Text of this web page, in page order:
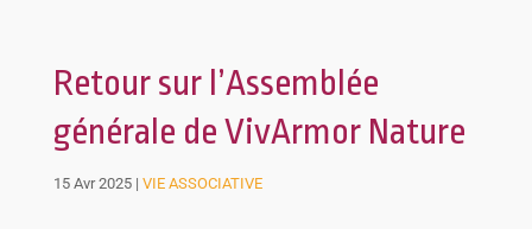
Retour sur l’Assemblée
générale de VivArmor Nature
15 Avr 2025| VIE ASSOCIATIVE